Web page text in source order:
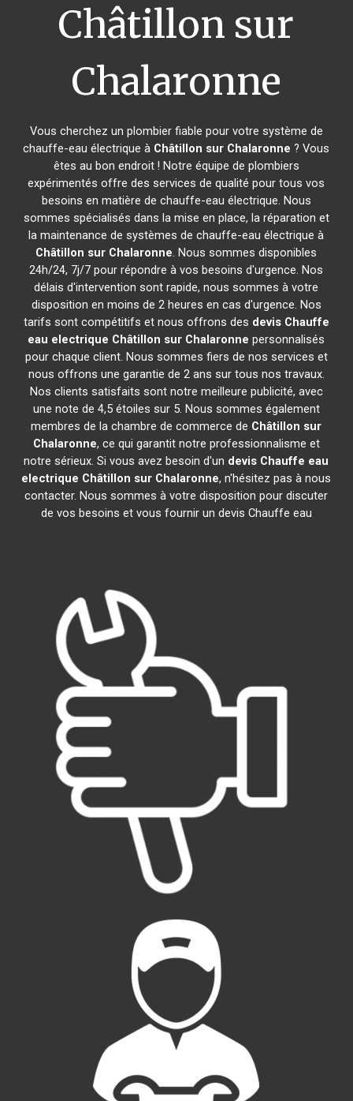
Châtillon sur
Chalaronne
Vous cherchez un plombier fiable pour votre système de
chauffe-eau électrique à Châtillon sur Chalaronne ? Vous
êtes au bon endroit ! Notre équipe de plombiers
expérimentés offre des services de qualité pour tous vos
besoins en matière de chauffe-eau électrique. Nous
sommes spécialisés dans la mise en place, la réparation et
la maintenance de systèmes de chauffe-eau électrique à
Châtillon sur Chalaronne. Nous sommes disponibles
24h/24, 7j/7 pour répondre à vos besoins d'urgence. Nos
délais d'intervention sont rapide, nous sommes à votre
disposition en moins de 2 heures en cas d'urgence. Nos
tarifs sont compétitifs et nous offrons des devis Chauffe
eau electrique Châtillon sur Chalaronne personnalisés
pour chaque client. Nous sommes fiers de nos services et
nous offrons une garantie de 2 ans sur tous nos travaux.
Nos clients satisfaits sont notre meilleure publicité, avec
une note de 4,5 étoiles sur 5. Nous sommes également
membres de la chambre de commerce de Châtillon sur
Chalaronne, ce qui garantit notre professionnalisme et
notre sérieux. Si vous avez besoin d'un devis Chauffe eau
electrique Châtillon sur Chalaronne, n'hésitez pas à nous
contacter. Nous sommes à votre disposition pour discuter
de vos besoins et vous fournir un devis Chauffe eau